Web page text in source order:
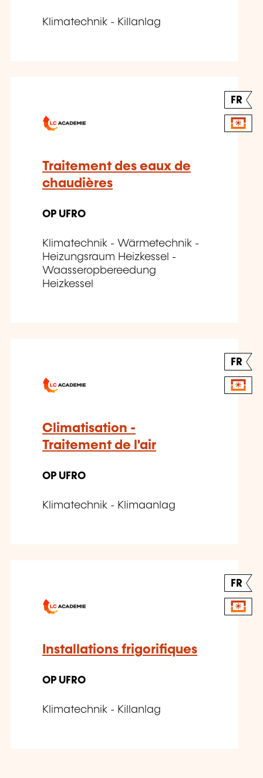
Klimatechnik - Killanlag
FR
Traitement des eaux de
chaudières
OP UFRO
Klimatechnik - Wärmetechnik -
Heizungsraum Heizkessel -
Waasseropbereedung
Heizkessel
FR
Climatisation -
Traitement de l'air
OP UFRO
Klimatechnik - Klimaanlag
FR
Installations frigorifiques
OP UFRO
Klimatechnik - Killanlag